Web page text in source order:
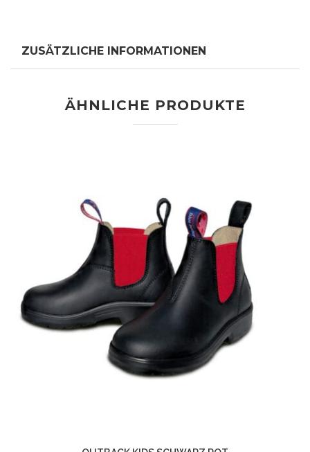
ZUSÄTZLICHE INFORMATIONEN
ÄHNLICHE PRODUKTE